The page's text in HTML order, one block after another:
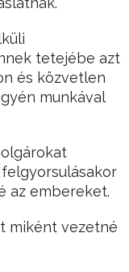
tetejébe azt
és közvetlen
munkával
az embereket.
miként vezetné